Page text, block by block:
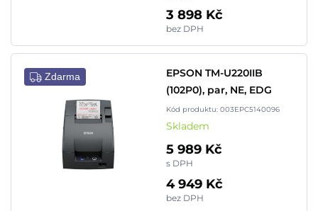
3 898 Kč
bez DPH
Zdarma
EPSON TM-U220IIB
(102P0), par, NE, EDG
Kód produktu: 003EPC5140096
Skladem
5 989 Kč
s DPH
4 949 Kč
bez DPH